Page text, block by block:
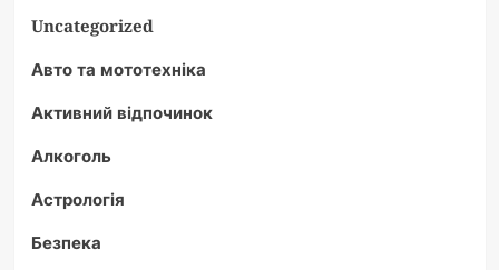
Uncategorized
Авто та мототехніка
Активний відпочинок
Алкоголь
Астрологія
Безпека